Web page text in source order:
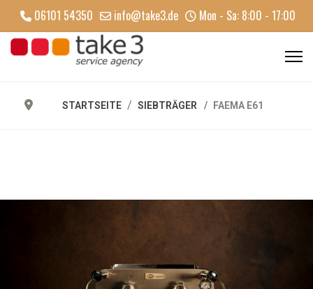
06101 54350 info@take3.de Mon - Sa: 8:00 - 17:00
STARTSEITE SIEBTRÄGER FAEMA E61